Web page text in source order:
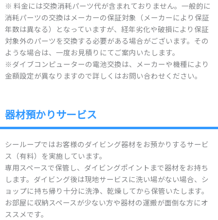
※ 料金には交換消耗パーツ代が含まれておりません。一般的に
消耗パーツの交換はメーカーの保証対象（メーカーにより保証
年数は異なる）となっていますが、経年劣化や破損により保証
対象外のパーツを交換する必要がある場合がございます。その
ような場合は、一度お見積りにてご案内いたします。
※ダイブコンピューターの電池交換は、メーカーや機種により
金額設定が異なりますので詳しくはお問い合わせください。
器材預かりサービス
シーループではお客様のダイビング器材をお預かりするサービ
ス（有料）を実施しています。
専用スペースで保管し、ダイビングポイントまで器材をお持ち
します。ダイビング後は現地サービスに洗い場がない場合、シ
ョップに持ち帰り十分に洗浄、乾燥してから保管いたします。
お部屋に収納スペースが少ない方や器材の運搬が面倒な方にオ
ススメです。